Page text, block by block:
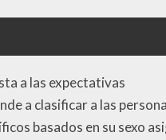
a las expectativas
a clasificar a las
basados en su sexo